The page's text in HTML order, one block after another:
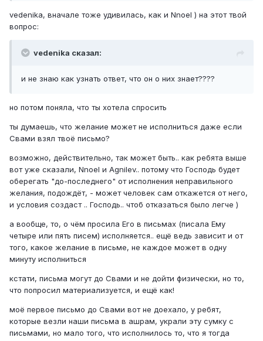
vedenika, вначале тоже удивилась, как и Nnoel ) на этот твой
вопрос:
vedenika сказал:
и не знаю как узнать ответ, что он о них знает????
но потом поняла, что ты хотела спросить
ты думаешь, что желание может не исполниться даже если
Свами взял твоё письмо?
возможно, действительно, так может быть.. как ребята выше
вот уже сказали, Nnoel и Agnilev.. потому что Господь будет
оберегать "до-последнего" от исполнения неправильного
желания, подождёт, - может человек сам откажется от него,
и условия создаст .. Господь.. чтоб отказаться было легче )
а вообще, то, о чём просила Его в письмах (писала Ему
четыре или пять писем) исполняется.. ещё ведь зависит и от
того, какое желание в письме, не каждое может в одну
минуту исполниться
кстати, письма могут до Свами и не дойти физически, но то,
что попросил материализуется, и ещё как!
моё первое письмо до Свами вот не доехало, у ребят,
которые везли наши письма в ашрам, украли эту сумку с
письмами, но мало того, что исполнилось то, что я тогда